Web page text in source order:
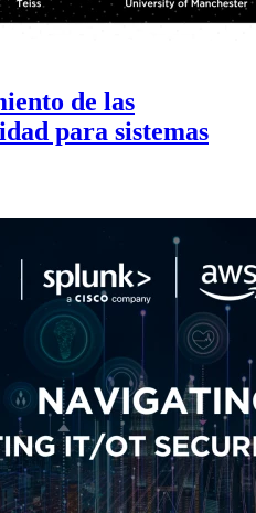
de las
para sistemas